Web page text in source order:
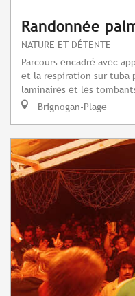
Randonnée
NATURE ET DÉTENTE
Parcours encadré avec
et la respiration sur tuba
laminaires et les
Brignogan-Plage